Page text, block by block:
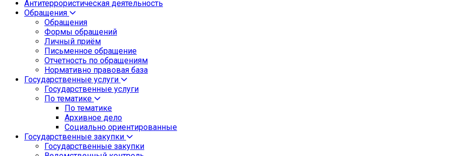
Антитеррористическая деятельность
Обращения
Обращения
Формы обращений
Личный приём
Письменное обращение
Отчетность по обращениям
Нормативно правовая база
Государственные услуги
Государственные услуги
По тематике
По тематике
Архивное дело
Социально ориентированные
Государственные закупки
Государственные закупки